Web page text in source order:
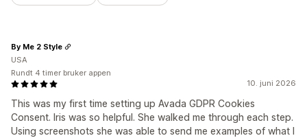
10. juni 2026
This was my first time setting up Avada GDPR Cookies
Consent. Iris was so helpful. She walked me through each step.
Using screenshots she was able to send me examples of what I
By Me 2 Style
USA
Rundt 4 timer bruker appen